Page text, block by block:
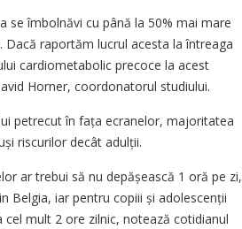
se îmbolnăvi cu până la 50% mai mare
raportăm lucrul acesta la întreaga
cardiometabolic precoce la acest
Horner, coordonatorul studiului.
petrecut în fața ecranelor, majoritatea
riscurilor decât adulții.
ar trebui să nu depășească 1 oră pe zi,
Belgia, iar pentru copiii și adolescenții
mult 2 ore zilnic, notează cotidianul